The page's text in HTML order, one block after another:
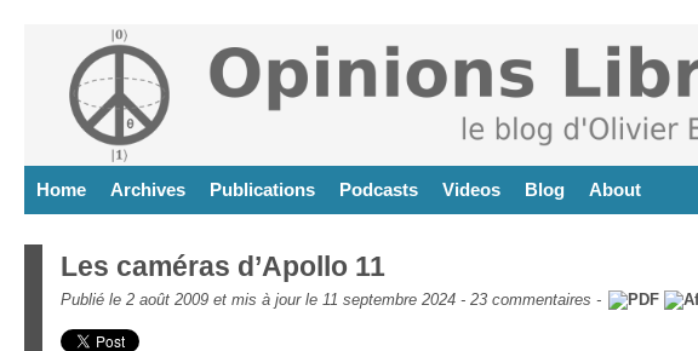
Home Archives Publications Podcasts Videos Blog About
Les caméras d’Apollo 11
Publié le 2 août 2009 et mis à jour le 11 septembre 2024 - 23 commentaires -